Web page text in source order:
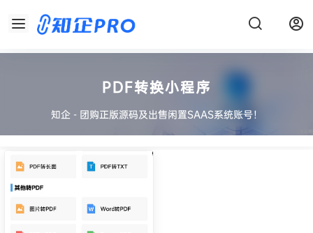
PDF转换小程序
知企 - 团购正版源码及出售闲置SAAS系统账号！